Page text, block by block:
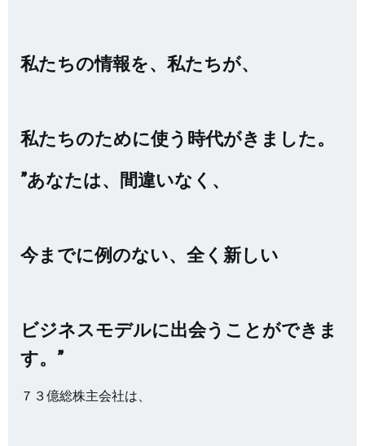
私たちの情報を、私たちが、
私たちのために使う時代がきました。
”あなたは、間違いなく、
今までに例のない、全く新しい
ビジネスモデルに出会うことができま
す。”
７３億総株主会社は、